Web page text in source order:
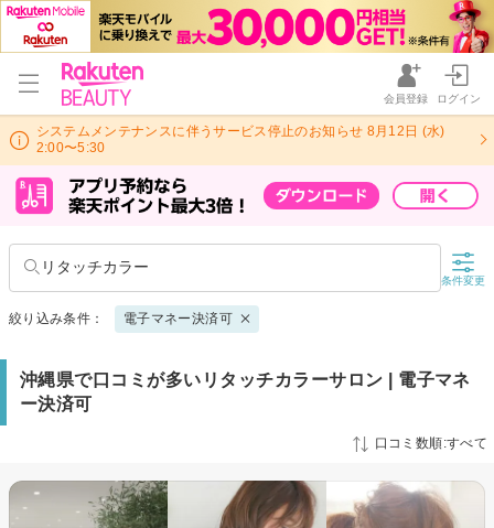
会員登録 ログイン
システムメンテナンスに伴うサービス停止のお知らせ 8月12日 (水)
2:00〜5:30
リタッチカラー
条件変更
絞り込み条件： 電子マネー決済可
沖縄県で口コミが多いリタッチカラーサロン | 電子マネ
ー決済可
口コミ数順:すべて